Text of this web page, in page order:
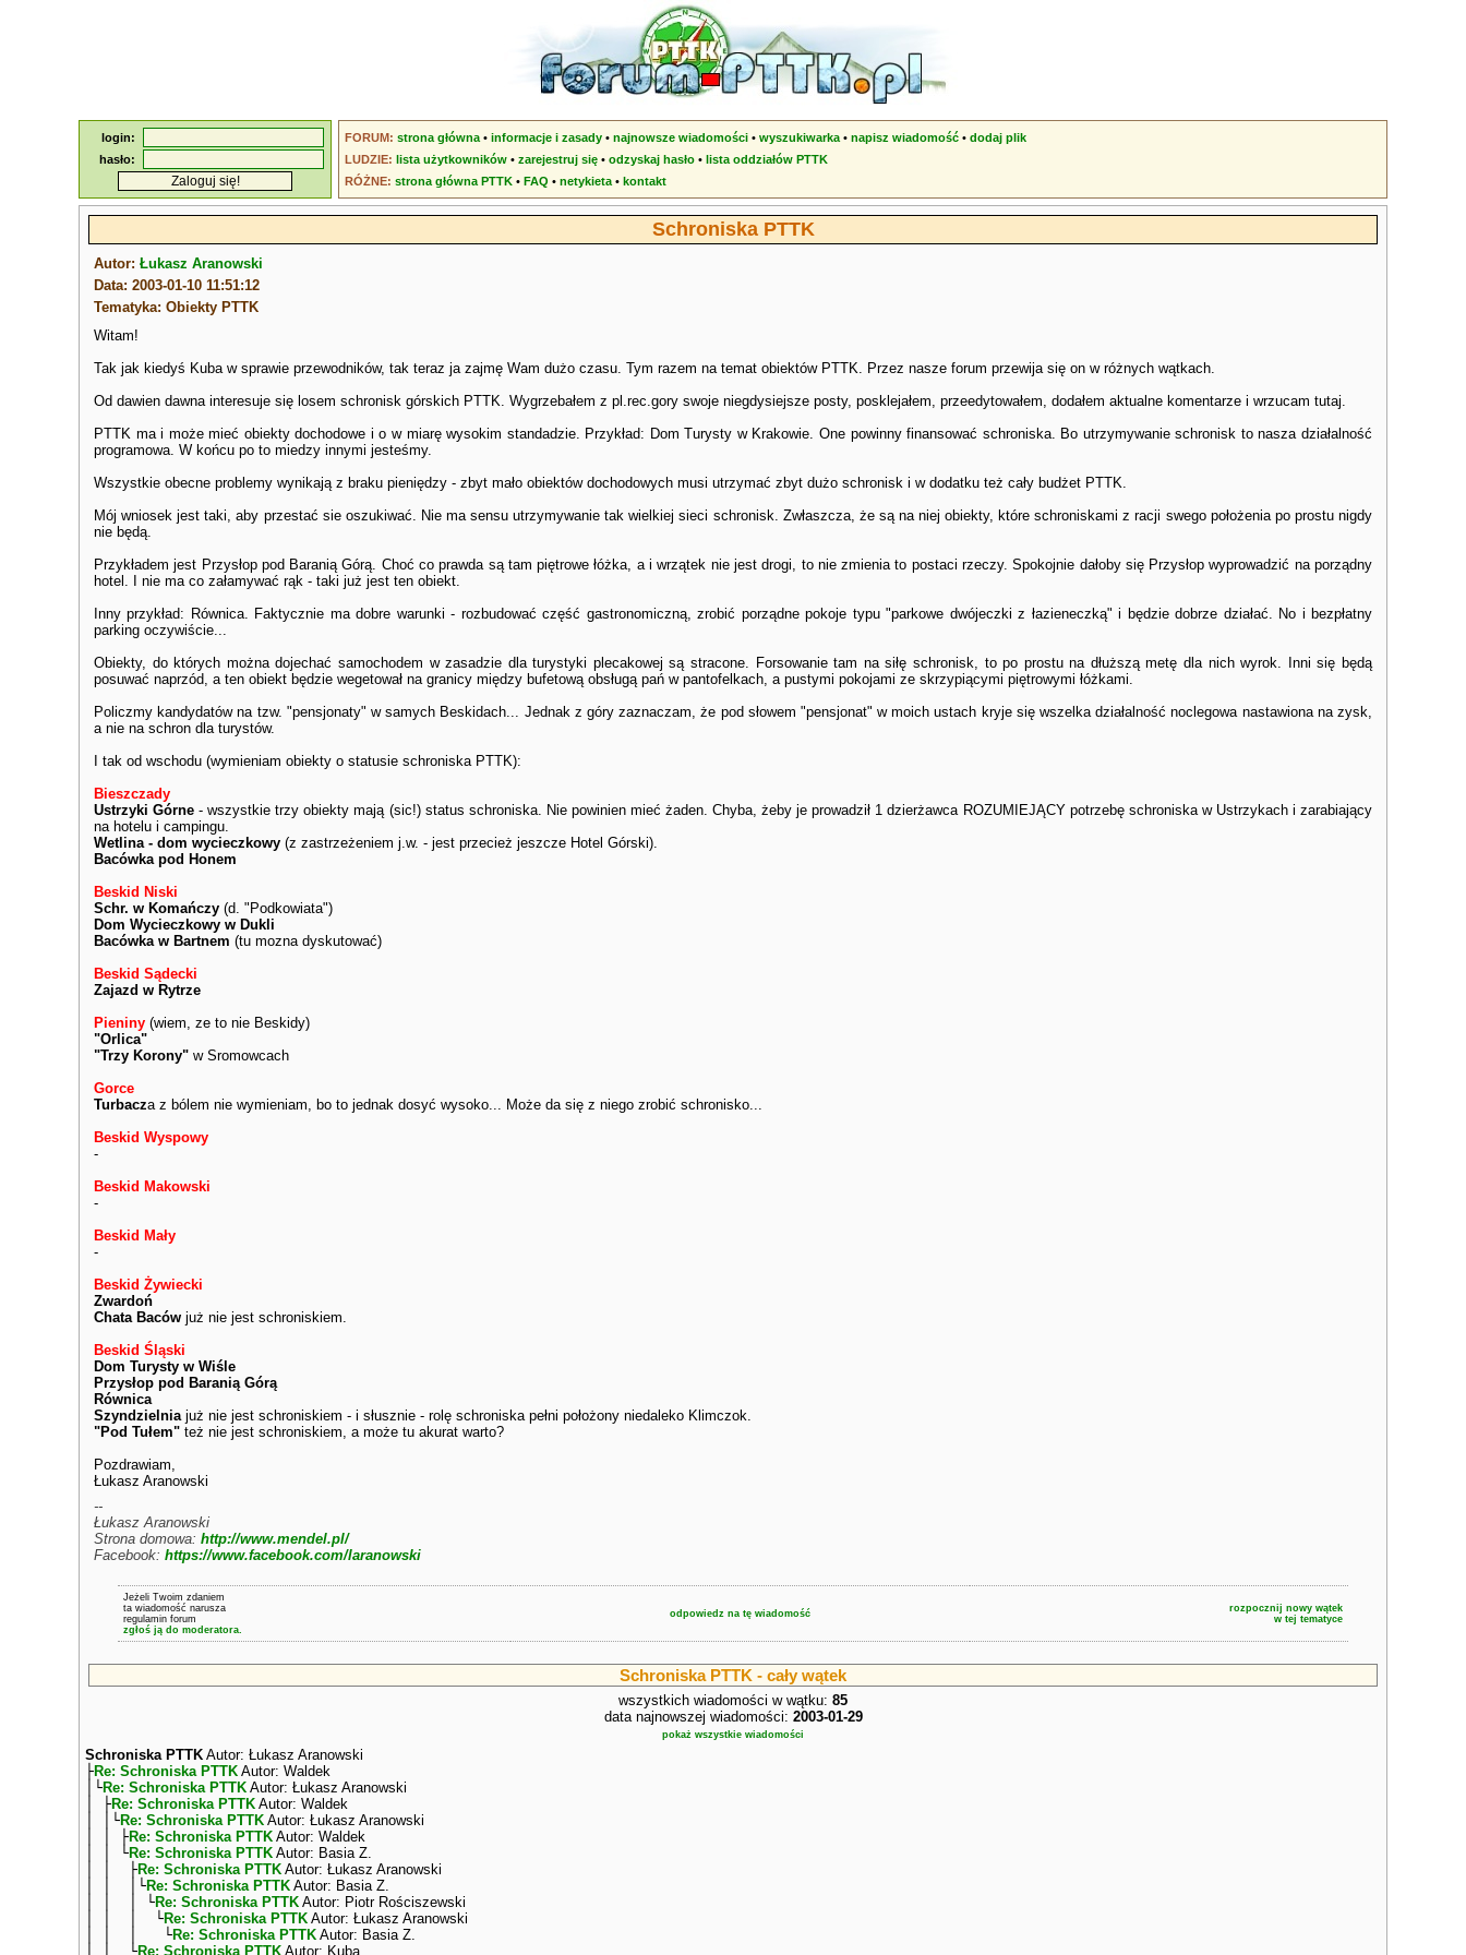
login:
hasło:
FORUM: strona główna • informacje i zasady • najnowsze wiadomości • wyszukiwarka • napisz wiadomość • dodaj plik
LUDZIE: lista użytkowników • zarejestruj się • odzyskaj hasło • lista oddziałów PTTK
RÓŻNE: strona główna PTTK • FAQ • netykieta • kontakt
Schroniska PTTK
Autor: Łukasz Aranowski
Data: 2003-01-10 11:51:12
Tematyka: Obiekty PTTK
Witam!
Tak jak kiedyś Kuba w sprawie przewodników, tak teraz ja zajmę Wam dużo czasu. Tym razem na temat obiektów PTTK. Przez nasze forum przewija się on w różnych wątkach.
Od dawien dawna interesuje się losem schronisk górskich PTTK. Wygrzebałem z pl.rec.gory swoje niegdysiejsze posty, posklejałem, przeedytowałem, dodałem aktualne komentarze i wrzucam tutaj.
PTTK ma i może mieć obiekty dochodowe i o w miarę wysokim standadzie. Przykład: Dom Turysty w Krakowie. One powinny finansować schroniska. Bo utrzymywanie schronisk to nasza działalność
programowa. W końcu po to miedzy innymi jesteśmy.
Wszystkie obecne problemy wynikają z braku pieniędzy - zbyt mało obiektów dochodowych musi utrzymać zbyt dużo schronisk i w dodatku też cały budżet PTTK.
Mój wniosek jest taki, aby przestać sie oszukiwać. Nie ma sensu utrzymywanie tak wielkiej sieci schronisk. Zwłaszcza, że są na niej obiekty, które schroniskami z racji swego położenia po prostu nigdy
nie będą.
Przykładem jest Przysłop pod Baranią Górą. Choć co prawda są tam piętrowe łóżka, a i wrzątek nie jest drogi, to nie zmienia to postaci rzeczy. Spokojnie dałoby się Przysłop wyprowadzić na porządny
hotel. I nie ma co załamywać rąk - taki już jest ten obiekt.
Inny przykład: Równica. Faktycznie ma dobre warunki - rozbudować część gastronomiczną, zrobić porządne pokoje typu "parkowe dwójeczki z łazieneczką" i będzie dobrze działać. No i bezpłatny
parking oczywiście...
Obiekty, do których można dojechać samochodem w zasadzie dla turystyki plecakowej są stracone. Forsowanie tam na siłę schronisk, to po prostu na dłuższą metę dla nich wyrok. Inni się będą
posuwać naprzód, a ten obiekt będzie wegetował na granicy między bufetową obsługą pań w pantofelkach, a pustymi pokojami ze skrzypiącymi piętrowymi łóżkami.
Policzmy kandydatów na tzw. "pensjonaty" w samych Beskidach... Jednak z góry zaznaczam, że pod słowem "pensjonat" w moich ustach kryje się wszelka działalność noclegowa nastawiona na zysk,
a nie na schron dla turystów.
I tak od wschodu (wymieniam obiekty o statusie schroniska PTTK):
Bieszczady
Ustrzyki Górne - wszystkie trzy obiekty mają (sic!) status schroniska. Nie powinien mieć żaden. Chyba, żeby je prowadził 1 dzierżawca ROZUMIEJĄCY potrzebę schroniska w Ustrzykach i zarabiający
na hotelu i campingu.
Wetlina - dom wycieczkowy (z zastrzeżeniem j.w. - jest przecież jeszcze Hotel Górski).
Bacówka pod Honem
Beskid Niski
Schr. w Komańczy (d. "Podkowiata")
Dom Wycieczkowy w Dukli
Bacówka w Bartnem (tu mozna dyskutować)
Beskid Sądecki
Zajazd w Rytrze
Pieniny (wiem, ze to nie Beskidy)
"Orlica"
"Trzy Korony" w Sromowcach
Gorce
Turbacza z bólem nie wymieniam, bo to jednak dosyć wysoko... Może da się z niego zrobić schronisko...
Beskid Wyspowy
-
Beskid Makowski
-
Beskid Mały
-
Beskid Żywiecki
Zwardoń
Chata Baców już nie jest schroniskiem.
Beskid Śląski
Dom Turysty w Wiśle
Przysłop pod Baranią Górą
Równica
Szyndzielniajuż nie jest schroniskiem - i słusznie - rolę schroniska pełni położony niedaleko Klimczok.
"Pod Tułem" też nie jest schroniskiem, a może tu akurat warto?
Pozdrawiam,
Łukasz Aranowski
--
Łukasz Aranowski
Strona domowa: http://www.mendel.pl/
Facebook: https://www.facebook.com/laranowski
Jeżeli Twoim zdaniem
ta wiadomość narusza
regulamin forum
zgłoś ją do moderatora.
odpowiedz na tę wiadomość
rozpocznij nowy wątek
w tej tematyce
Schroniska PTTK - cały wątek
wszystkich wiadomości w wątku: 85
data najnowszej wiadomości: 2003-01-29
pokaż wszystkie wiadomości
Schroniska PTTK Autor: Łukasz Aranowski
├Re: Schroniska PTTK Autor: Waldek
│└Re: Schroniska PTTK Autor: Łukasz Aranowski
│ ├Re: Schroniska PTTK Autor: Waldek
│ │└Re: Schroniska PTTK Autor: Łukasz Aranowski
│ │ ├Re: Schroniska PTTK Autor: Waldek
│ │ └Re: Schroniska PTTK Autor: Basia Z.
│ │ ├Re: Schroniska PTTK Autor: Łukasz Aranowski
│ │ │└Re: Schroniska PTTK Autor: Basia Z.
│ │ │ └Re: Schroniska PTTK Autor: Piotr Rościszewski
│ │ │ └Re: Schroniska PTTK Autor: Łukasz Aranowski
│ │ │ └Re: Schroniska PTTK Autor: Basia Z.
│ │ └Re: Schroniska PTTK Autor: Kuba